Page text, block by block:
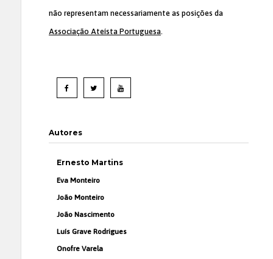
não representam necessariamente as posições da
Associação Ateísta Portuguesa.
Autores
Ernesto Martins
Eva Monteiro
João Monteiro
João Nascimento
Luís Grave Rodrigues
Onofre Varela